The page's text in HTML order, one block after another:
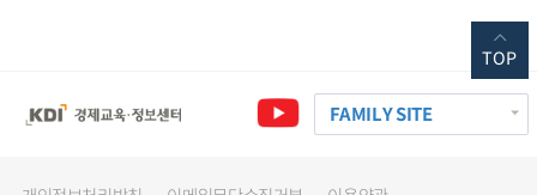
FAMILY SITE
TOP